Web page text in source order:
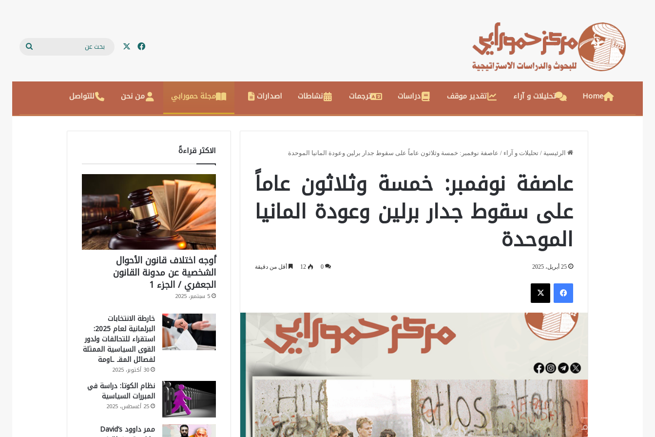
فيسبوك
Home تحليلات و آراء تقدير موقف دراسات ترجمات نشاطات اصدارات مجلة حمورابي من نحن للتواصل
الرئيسية / تحليلات و آراء / عاصفة نوفمبر: خمسة وثلاثون عاماً على سقوط جدار برلين وعودة المانيا الموحدة
عاصفة نوفمبر: خمسة وثلاثون عاماً
على سقوط جدار برلين وعودة المانيا
الموحدة
25 أبريل، 2025 0
12 أقل من دقيقة
فيسبوك
الاكثر قراءةً
أوجه اختلاف قانون الأحوال
الشخصية عن مدونة القانون
الجعفري / الجزء 1
5 سبتمبر، 2025
خارطة الانتخابات
البرلمانية لعام 2025:
استقراء للتحالفات ولدور
القوى السياسية الممثلة
لفصائل المقـ ـاومة
30 أكتوبر، 2025
نظام الكوتا: دراسة في
المبررات السياسية
25 أغسطس، 2025
ممر داوود David’s